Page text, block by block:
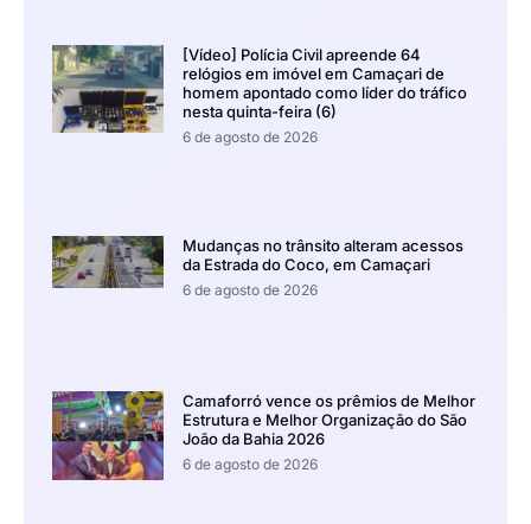
[Vídeo] Polícia Civil apreende 64
relógios em imóvel em Camaçari de
homem apontado como líder do tráfico
nesta quinta-feira (6)
6 de agosto de 2026
Mudanças no trânsito alteram acessos
da Estrada do Coco, em Camaçari
6 de agosto de 2026
Camaforró vence os prêmios de Melhor
Estrutura e Melhor Organização do São
João da Bahia 2026
6 de agosto de 2026